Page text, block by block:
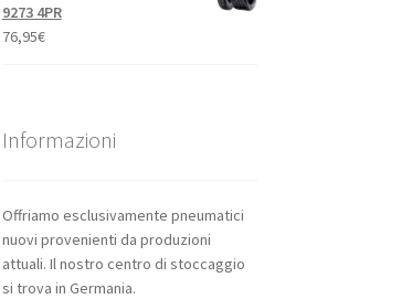
9273 4PR
76,95€
Informazioni
Offriamo esclusivamente pneumatici
nuovi provenienti da produzioni
attuali. Il nostro centro di stoccaggio
si trova in Germania.